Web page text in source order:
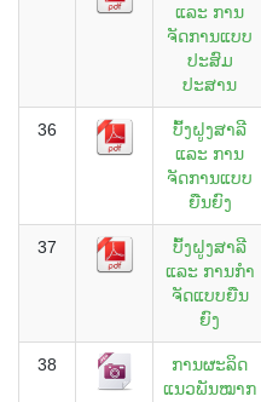
ແລະ ການ
ຈັດການແບບ
ປະສົມ
ປະສານ
36
ບົ້ງຝູງສາລີ
ແລະ ການ
ຈັດການແບບ
ຍືນຍົງ
37
ບົ້ງຝູງສາລີ
ແລະ ການກໍາ
ຈັດແບບຍືນ
ຍົງ
38
ການຜະລິດ
ແນວພັນໝາກ